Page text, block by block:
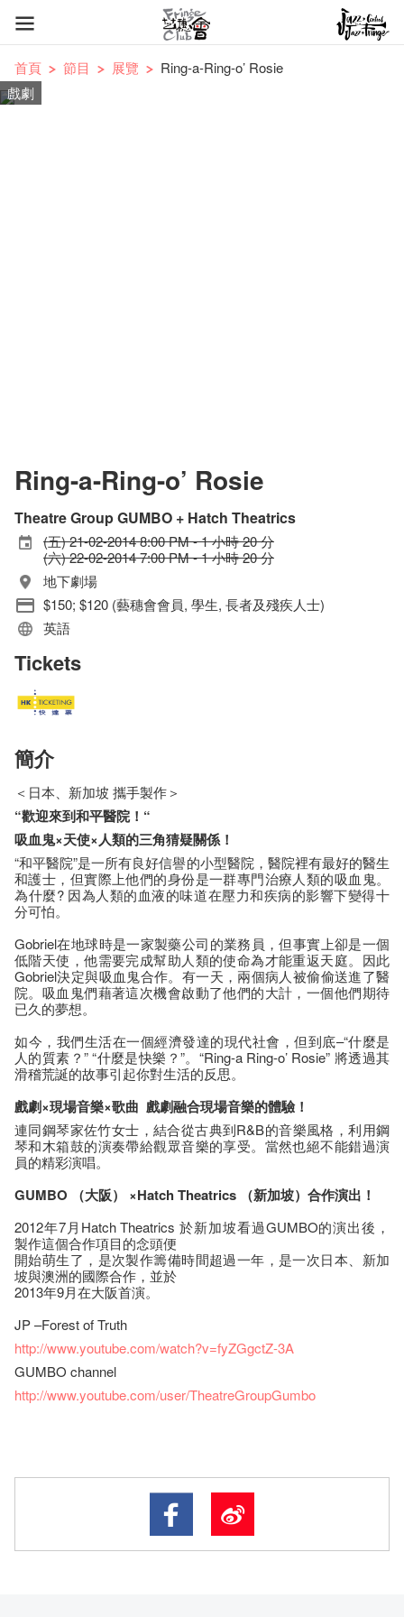
首頁 節目 展覽
Ring-a-Ring-o’ Rosie
戲劇
Ring-a-Ring-o’ Rosie
Theatre Group GUMBO + Hatch Theatrics
(五) 21-02-2014 8:00 PM - 1 小時 20 分
(六) 22-02-2014 7:00 PM - 1 小時 20 分
地下劇場
$150; $120 (藝穗會會員, 學生, 長者及殘疾人士)
英語
Tickets
簡介
＜日本、新加坡 攜手製作＞
“歡迎來到和平醫院！“
吸血鬼×天使×人類的三角猜疑關係 ！
“和平醫院”是一所有良好信譽的小型醫院，醫院裡有最好的醫生
和護士，但實際上他們的身份是一群專門治療人類的吸血鬼。
為什麼? 因為人類的血液的味道在壓力和疾病的影響下變得十
分可怕。
Gobriel在地球時是一家製藥公司的業務員，但事實上卻是一個
低階天使，他需要完成幫助人類的使命為才能重返天庭。因此
Gobriel決定與吸血鬼合作。有一天，兩個病人被偷偷送進了醫
院。吸血鬼們藉著這次機會啟動了他們的大計，一個他們期待
已久的夢想。
如今，我們生活在一個經濟發達的現代社會，但到底–“什麼是
人的質素？” “什麼是快樂？”。“Ring-a Ring-o’ Rosie” 將透過其
滑稽荒誕的故事引起你對生活的反思。
戲劇×現場音樂×歌曲 戲劇融合現場音樂的體驗！
連同鋼琴家佐竹女士，結合從古典到R&B的音樂風格，利用鋼
琴和木箱鼓的演奏帶給觀眾音樂的享受。當然也絕不能錯過演
員的精彩演唱。
GUMBO （大阪） ×Hatch Theatrics （新加坡）合作演出 ！
2012年7月Hatch Theatrics 於新加坡看過GUMBO的演出後，
製作這個合作項目的念頭便
開始萌生了，是次製作籌備時間超過一年，是一次日本、新加
坡與澳洲的國際合作，並於
2013年9月在大阪首演。
JP –Forest of Truth
http://www.youtube.com/watch?v=fyZGgctZ-3A
GUMBO channel
http://www.youtube.com/user/TheatreGroupGumbo